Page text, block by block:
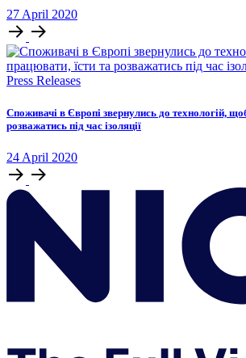
27April 2020
Press Releases
Споживачі в Європі звернулись до технологій,
розважатись під час ізоляції
24 April 2020